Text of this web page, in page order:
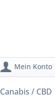
Mein Konto
Canabis / CBD